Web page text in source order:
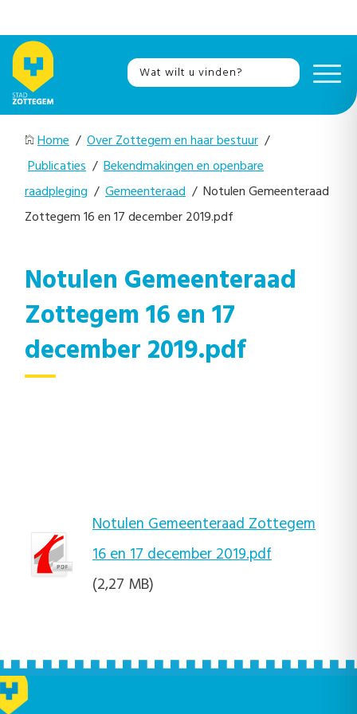
Home / Over Zottegem en haar bestuur /
Publicaties / Bekendmakingen en openbare
raadpleging / Gemeenteraad / Notulen Gemeenteraad
Zottegem 16 en 17 december 2019.pdf
Notulen Gemeenteraad
Zottegem 16 en 17
december 2019.pdf
Notulen Gemeenteraad Zottegem
16 en 17 december 2019.pdf
(2,27 MB)